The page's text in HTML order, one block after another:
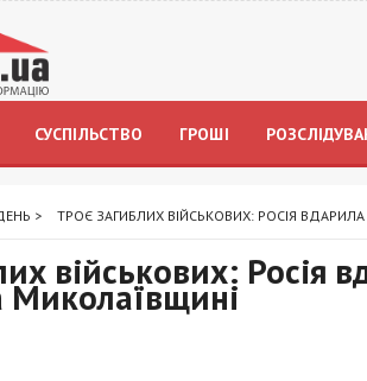
СУСПІЛЬСТВО ГРОШІ
> ТРОЄ ЗАГИБЛИХ ВІЙСЬКОВИХ: РОСІЯ
військових: Росія
Миколаївщині